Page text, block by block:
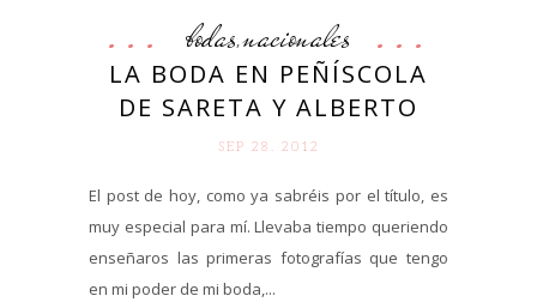
bodas,nacionales
LA BODA EN PEÑÍSCOLA
DE SARETA Y ALBERTO
SEP 28. 2012
El post de hoy, como ya sabréis por el título, es
muy especial para mí. Llevaba tiempo queriendo
enseñaros las primeras fotografías que tengo
en mi poder de mi boda,...